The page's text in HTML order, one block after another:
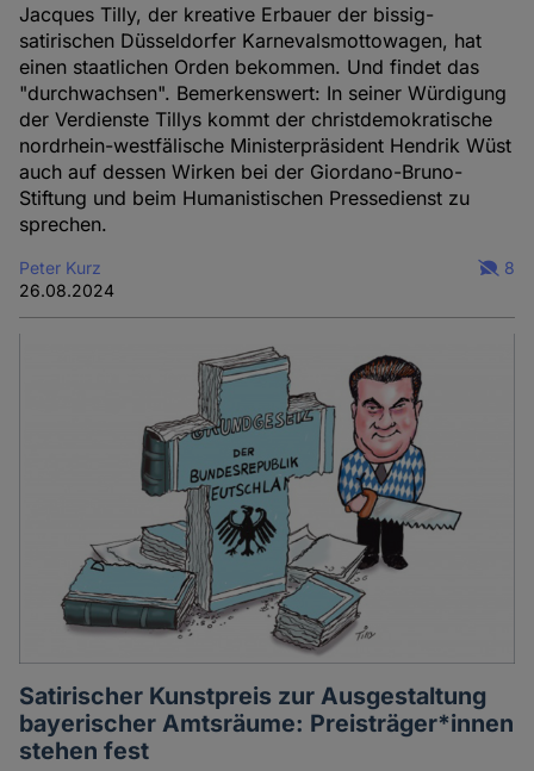
Jacques Tilly, der kreative Erbauer der bissig-
satirischen Düsseldorfer Karnevalsmottowagen, hat
einen staatlichen Orden bekommen. Und findet das
"durchwachsen". Bemerkenswert: In seiner Würdigung
der Verdienste Tillys kommt der christdemokratische
nordrhein-westfälische Ministerpräsident Hendrik Wüst
auch auf dessen Wirken bei der Giordano-Bruno-
Stiftung und beim Humanistischen Pressedienst zu
sprechen.
Peter Kurz
26.08.2024
8
Satirischer Kunstpreis zur Ausgestaltung
bayerischer Amtsräume: Preisträger*innen
stehen fest